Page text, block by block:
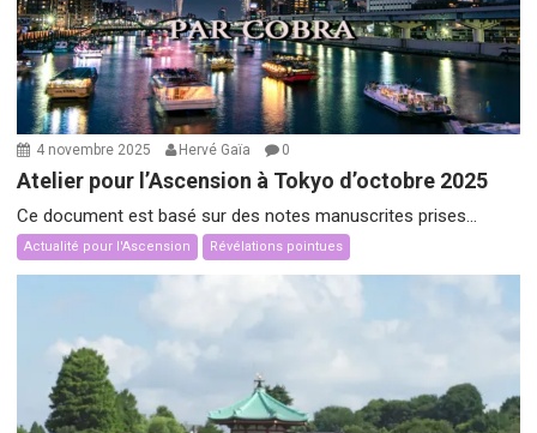
4 novembre 2025 Hervé Gaïa 0
Atelier pour l’Ascension à Tokyo d’octobre 2025
Ce document est basé sur des notes manuscrites prises...
Actualité pour l'Ascension Révélations pointues